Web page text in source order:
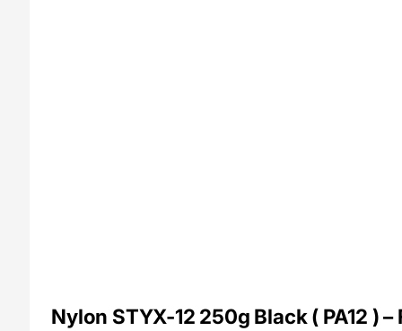
Nylon STYX-12 250g Black ( PA12 ) –